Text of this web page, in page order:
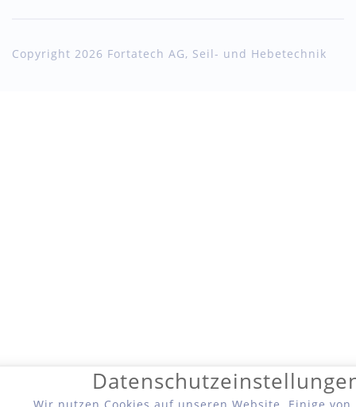
Copyright 2026 Fortatech AG, Seil- und Hebetechnik